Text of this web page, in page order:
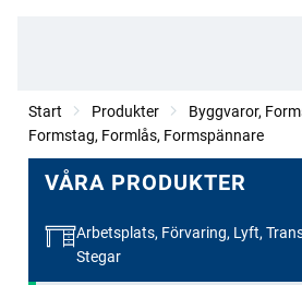
Start Produkter Byggvaror,
Formstag, Formlås, Formspännare
VÅRA PRODUKTER
Arbetsplats, Förvaring, Lyft,
Stegar